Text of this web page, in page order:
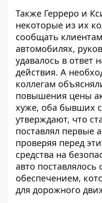
Также Герреро и
некоторые из их
сообщать
автомобилях,
удавалось в ответ
действия. А
коллегам
повышения цены
хуже, оба бывших
утверждают, что
поставлял первые
проверяя перед
средства на
авто
обеспечением,
для дорожного